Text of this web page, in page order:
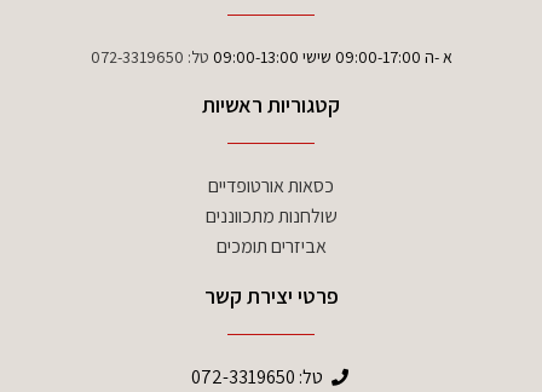
א -ה 09:00-17:00 שישי 09:00-13:00 טל: 072-3319650
קטגוריות ראשיות
כסאות אורטופדיים
שולחנות מתכווננים
אביזרים תומכים
פרטי יצירת קשר
טל: 072-3319650